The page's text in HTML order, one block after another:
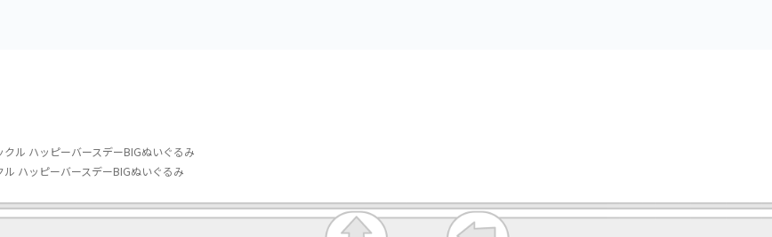
クル ハッピーバースデーBIGぬいぐるみ
ル ハッピーバースデーBIGぬいぐるみ